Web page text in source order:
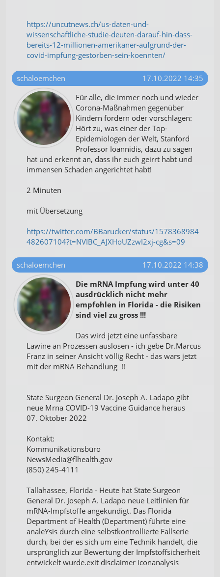
https://uncutnews.ch/us-daten-und-
wissenschaftliche-studie-deuten-darauf-hin-dass-
bereits-12-millionen-amerikaner-aufgrund-der-
covid-impfung-gestorben-sein-koennten/
schaloemchen
17.10.2022 14:35
Für alle, die immer noch und wieder
Corona-Maßnahmen gegenüber
Kindern fordern oder vorschlagen:
Hört zu, was einer der Top-
Epidemiologen der Welt, Stanford
Professor Ioannidis, dazu zu sagen
hat und erkennt an, dass ihr euch geirrt habt und
immensen Schaden angerichtet habt!
2 Minuten
mit Übersetzung
https://twitter.com/BBarucker/status/1578368984
482607104?t=NVIBC_AJXHoUZzwI2xj-cg&s=09
schaloemchen
17.10.2022 14:38
Die mRNA Impfung wird unter 40
ausdrücklich nicht mehr
empfohlen in Florida - die Risiken
sind viel zu gross !!!
Das wird jetzt eine unfassbare
Lawine an Prozessen auslösen - ich gebe Dr.Marcus
Franz in seiner Ansicht völlig Recht - das wars jetzt
mit der mRNA Behandlung !!
State Surgeon General Dr. Joseph A. Ladapo gibt
neue Mrna COVID-19 Vaccine Guidance heraus
07. Oktober 2022
Kontakt:
Kommunikationsbüro
NewsMedia@flhealth.gov
(850) 245-4111
Tallahassee, Florida - Heute hat State Surgeon
General Dr. Joseph A. Ladapo neue Leitlinien für
mRNA-Impfstoffe angekündigt. Das Florida
Department of Health (Department) führte eine
analeYsis durch eine selbstkontrollierte Fallserie
durch, bei der es sich um eine Technik handelt, die
ursprünglich zur Bewertung der Impfstoffsicherheit
entwickelt wurde.exit disclaimer iconanalysis